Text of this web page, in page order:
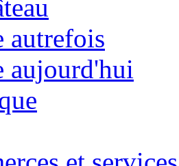
autrefois
aujourd'hui